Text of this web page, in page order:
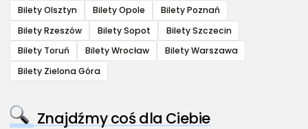
Bilety Olsztyn
Bilety Opole
Bilety Poznań
Bilety Rzeszów
Bilety Sopot
Bilety Szczecin
Bilety Toruń
Bilety Wrocław
Bilety Warszawa
Bilety Zielona Góra
Znajdźmy coś dla Ciebie